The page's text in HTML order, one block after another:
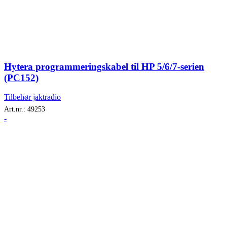
Hytera programmeringskabel til HP 5/6/7-serien
(PC152)
Tilbehør jaktradio
Art.nr.: 49253
-